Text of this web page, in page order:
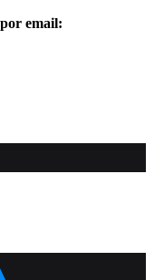
email: